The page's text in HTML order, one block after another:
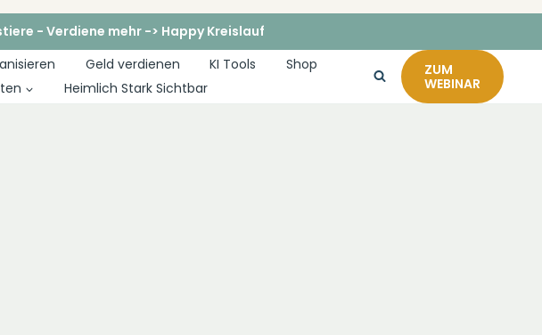
- Verdiene mehr -> Happy Kreislauf
Geld verdienen KI Tools
Shop
Heimlich Stark Sichtbar
ZUM
WEBINAR